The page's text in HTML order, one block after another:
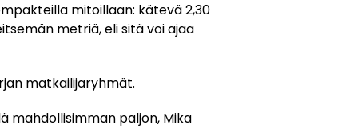
mitoillaan: kätevä 2,30
metriä, eli sitä voi ajaa
matkailijaryhmät.
mahdollisimman paljon, Mika